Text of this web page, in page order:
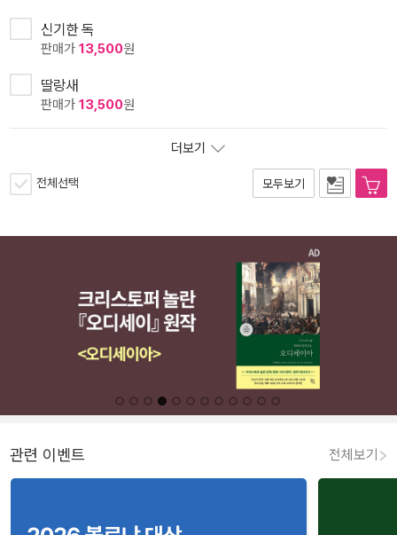
신기한 독
판매가 13,500원
딸랑새
판매가 13,500원
더보기
전체선택 모두보기
관련 이벤트 전체보기